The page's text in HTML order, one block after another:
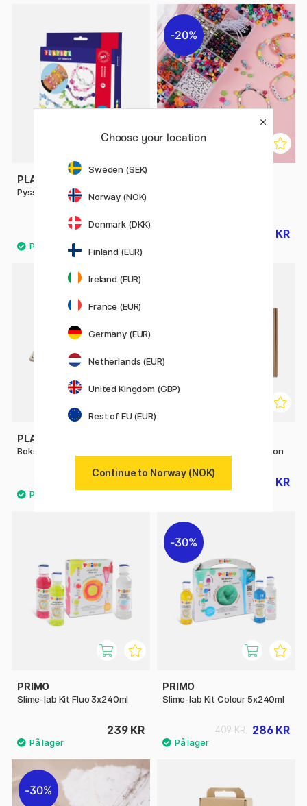
PLAYBOX
Pysselset Armbånd (5 år+)
109 KR
20%
204 KR
PLAYBOX
Bokstaver og tall i tre 250 stk DIY-boks Filt Rainbow Edition
288 KR
PRIMO
Slime-lab Kit Fluo 3x240ml
239 KR
30%
PRIMO
Slime-lab Kit Colour 5x240ml
286 KR
409 KR
30%
Choose your location
Sweden (SEK)
Norway (NOK)
Denmark (DKK)
Finland (EUR)
Ireland (EUR)
France (EUR)
Germany (EUR)
Netherlands (EUR)
United Kingdom (GBP)
Rest of EU (EUR)
Continue to Norway (NOK)